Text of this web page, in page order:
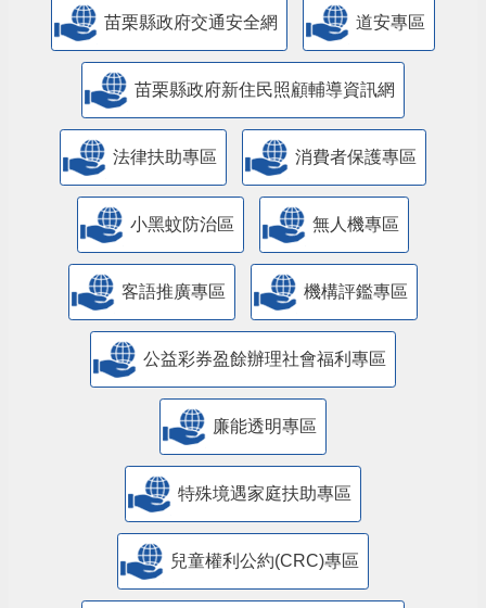
苗栗縣政府交通安全網 道安專區
苗栗縣政府新住民照顧輔導資訊網
法律扶助專區 消費者保護專區
小黑蚊防治區 無人機專區
客語推廣專區 機構評鑑專區
公益彩券盈餘辦理社會福利專區
廉能透明專區
特殊境遇家庭扶助專區
兒童權利公約(CRC)專區